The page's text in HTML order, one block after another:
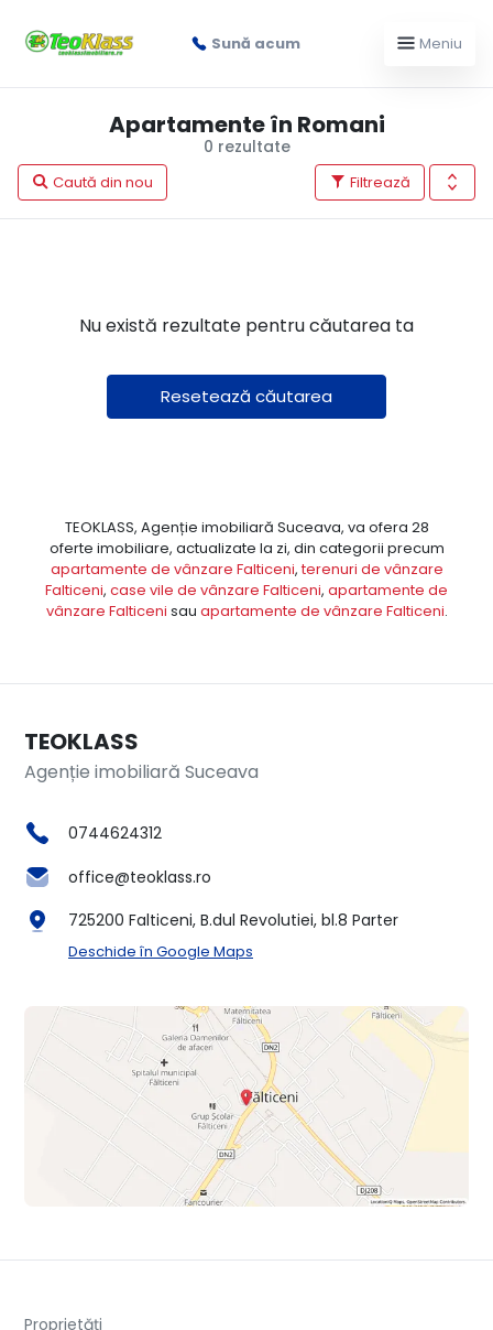
Sună acum Meniu
0 rezultate
Apartamente în Romani
Filtrează
Caută din nou
Nu există rezultate pentru căutarea ta
Resetează căutarea
TEOKLASS, Agenție imobiliară Suceava, va ofera 28
oferte imobiliare, actualizate la zi, din categorii precum
apartamente de vânzare Falticeni,terenuri de vânzare
Falticeni, case vile de vânzare Falticeni, apartamente de
vânzare Falticeni sau apartamente de vânzare Falticeni.
TEOKLASS
Agenție imobiliară Suceava
0744624312
office@teoklass.ro
725200 Falticeni, B.dul Revolutiei, bl.8 Parter
Deschide în Google Maps
Proprietăți